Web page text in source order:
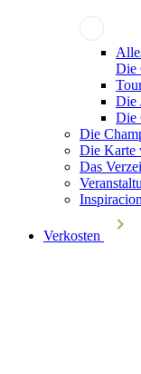
Die
Die
Die
Die
Die Karte
Das
Verkosten